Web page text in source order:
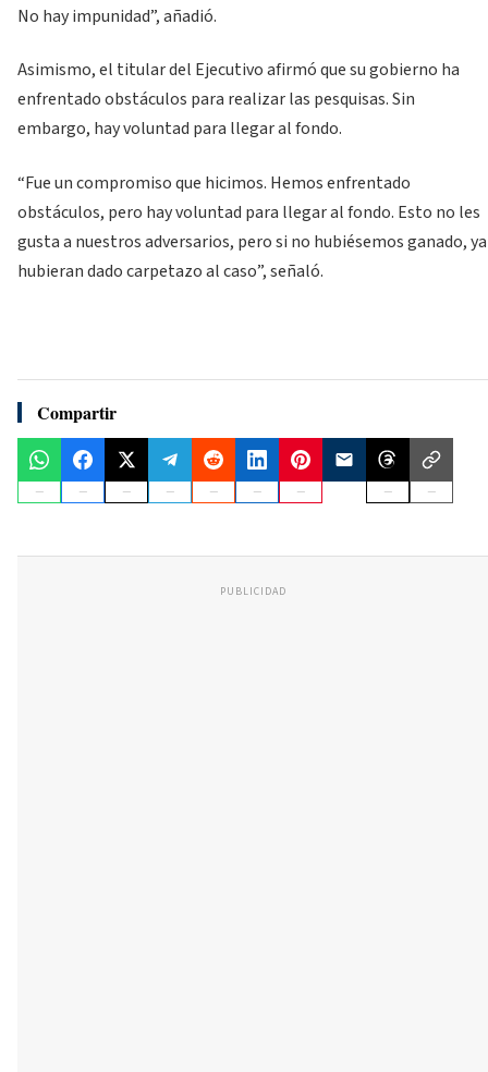
No hay impunidad”, añadió.
Asimismo, el titular del Ejecutivo afirmó que su gobierno ha
enfrentado obstáculos para realizar las pesquisas. Sin
embargo, hay voluntad para llegar al fondo.
“Fue un compromiso que hicimos. Hemos enfrentado
obstáculos, pero hay voluntad para llegar al fondo. Esto no les
gusta a nuestros adversarios, pero si no hubiésemos ganado, ya
hubieran dado carpetazo al caso”, señaló.
Compartir
PUBLICIDAD